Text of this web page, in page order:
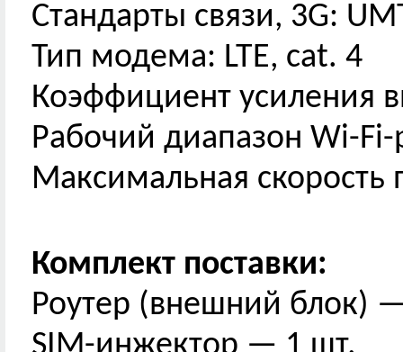
Стандарты связи, 3G:
Тип модема: LTE, cat. 4
Коэффициент усиления
Рабочий диапазон Wi-Fi-
Максимальная
Комплект поставки:
Роутер (внешний блок)